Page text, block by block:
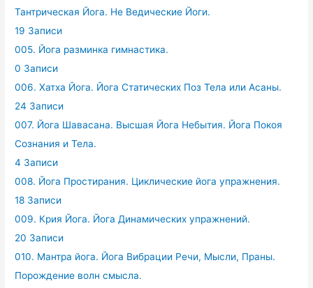
Тантрическая Йога. Не Ведические Йоги.
19 Записи
005. Йога разминка гимнастика.
0 Записи
006. Хатха Йога. Йога Статических Поз Тела или Асаны.
24 Записи
007. Йога Шавасана. Высшая Йога Небытия. Йога Покоя
Сознания и Тела.
4 Записи
008. Йога Простирания. Циклические йога упражнения.
18 Записи
009. Крия Йога. Йога Динамических упражнений.
20 Записи
010. Мантра йога. Йога Вибрации Речи, Мысли, Праны.
Порождение волн смысла.